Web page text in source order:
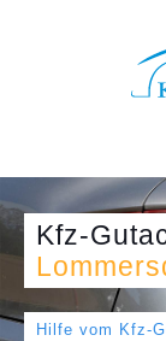
Kfz-
Hilfe vom Kfz-